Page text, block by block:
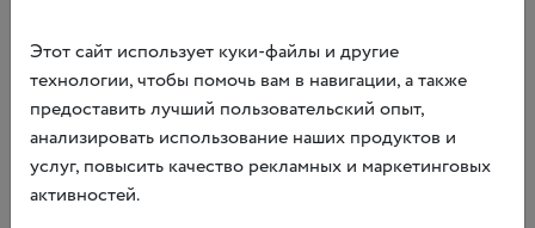
RULES FOR VISITORS
Этот сайт использует куки-файлы и другие
технологии, чтобы помочь вам в навигации, а также
предоставить лучший пользовательский опыт,
анализировать использование наших продуктов и
услуг, повысить качество рекламных и маркетинговых
активностей.